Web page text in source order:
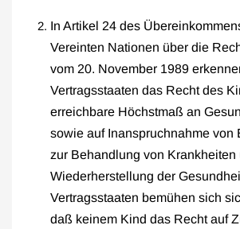
In Artikel 24 des
Vereinten Nationen über die
vom 20. November 1989
Vertragsstaaten das Recht des
erreichbare Höchstmaß an
sowie auf Inanspruchnahme von
zur Behandlung von Krankheiten
Wiederherstellung der
Vertragsstaaten bemühen sich
daß keinem Kind das Recht auf